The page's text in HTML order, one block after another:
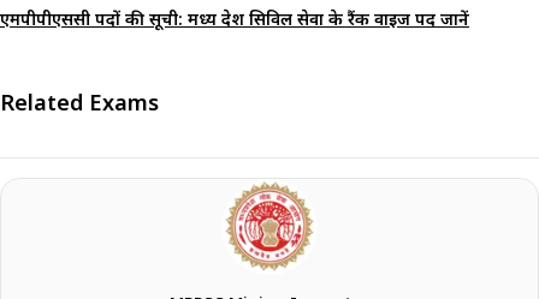
एमपीपीएससी पदों की सूची: मध्य प्रदेश सिविल सेवा के रैंक वाइज पद जानें
Related Exams